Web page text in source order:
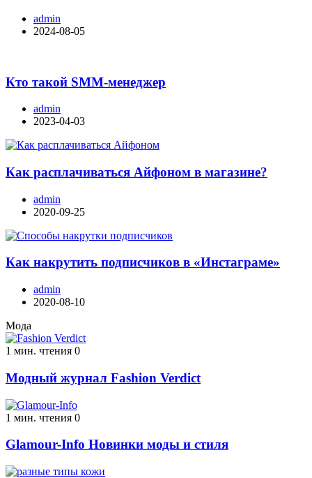
admin
2024-08-05
Кто такой SMM-менеджер
admin
2023-04-03
Как расплачиваться Айфоном в магазине?
admin
2020-09-25
Как накрутить подписчиков в «Инстаграме»
admin
2020-08-10
Мода
1 мин. чтения 0
Модный журнал Fashion Verdict
1 мин. чтения 0
Glamour-Info Новинки моды и стиля